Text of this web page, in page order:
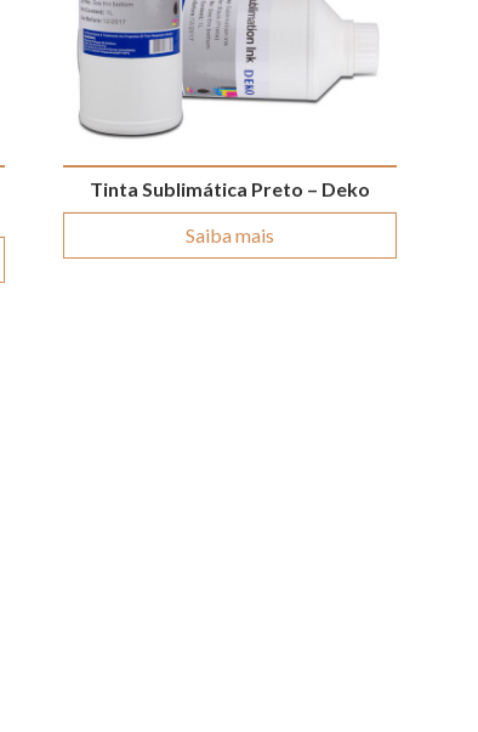
Tinta Sublimática Preto – Deko
Saiba mais